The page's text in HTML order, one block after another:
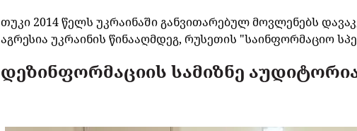
თუკი 2014 წელს უკრაინაში განვითარებულ მოვლენებს
აგრესია უკრაინის წინააღმდეგ, რუსეთის "საინფორმაციო
დეზინფორმაციის სამიზნე